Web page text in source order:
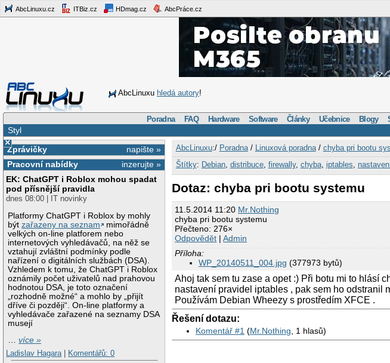
AbcLinuxu.cz ITBiz.cz HDmag.cz AbcPráce.cz
AbcLinuxu hledá autory!
Poradna FAQ Hardware Software Články Učebnice Blogy
Styl
×
napište »
Zprávičky
inzerujte »
Pracovní nabídky
EK: ChatGPT i Roblox mohou spadat
pod přísnější pravidla
dnes 08:00 | IT novinky
Platformy ChatGPT i Roblox by mohly
býtzařazeny na seznam
mimořádně
velkých on-line platforem nebo
internetových vyhledávačů, na něž se
vztahují zvláštní podmínky podle
nařízení o digitálních službách (DSA).
Vzhledem k tomu, že ChatGPT i Roblox
oznámily počet uživatelů nad prahovou
hodnotou DSA, je toto označení
„rozhodně možné“ a mohlo by „přijít
dříve či později“. On-line platformy a
vyhledávače zařazené na seznamy DSA
musejí
…více »
Ladislav Hagara
Komentářů: 0
AbcLinuxu:/ Poradna/ Linuxová poradna/ chyba pri bootu
Štítky: Debian, distribuce, firewally, chyba, iptables
Dotaz: chyba pri bootu systemu
11.5.2014 11:20 Mr.Nothing
chyba pri bootu systemu
Přečteno: 276×
Odpovědět |Admin
Příloha:
WP_20140511_004.jpg (377973 bytů)
Ahoj tak sem tu zase a opet :) Při botu mi to hlásí
nastavení pravidel iptables , pak sem ho odstranil
Používám Debian Wheezy s prostředím XFCE .
Řešení dotazu:
Komentář #1 (Mr.Nothing , 1 hlasů)